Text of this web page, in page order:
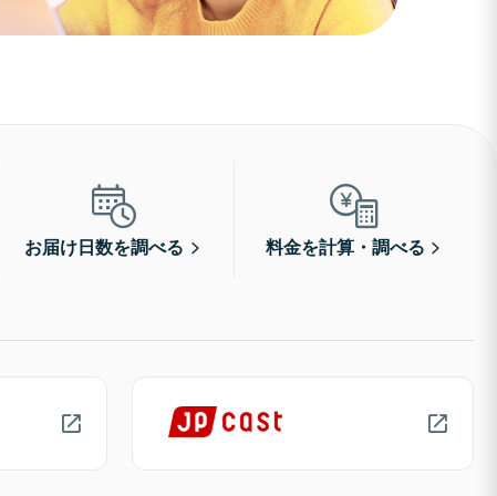
お届け日数を調べる 料金を計算・調べる